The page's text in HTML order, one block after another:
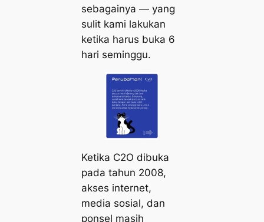
sebagainya — yang
sulit kami lakukan
ketika harus buka 6
hari seminggu.
Ketika C2O dibuka
pada tahun 2008,
akses internet,
media sosial, dan
ponsel masih